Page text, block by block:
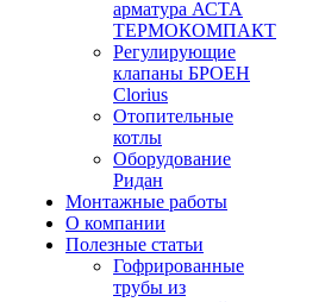
арматура АСТА
ТЕРМОКОМПАКТ
Регулирующие
клапаны БРОЕН
Clorius
Отопительные
котлы
Оборудование
Ридан
Монтажные работы
О компании
Полезные статьи
Гофрированные
трубы из